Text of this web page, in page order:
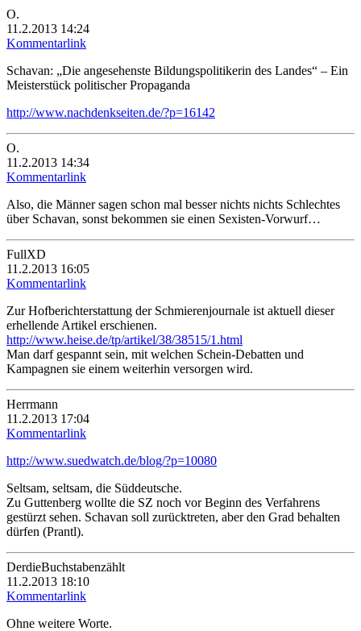
O.
11.2.2013 14:24
Kommentarlink
Schavan: „Die angesehenste Bildungspolitikerin des Landes“ – Ein
Meisterstück politischer Propaganda
http://www.nachdenkseiten.de/?p=16142
O.
11.2.2013 14:34
Kommentarlink
Also, die Männer sagen schon mal besser nichts nichts Schlechtes
über Schavan, sonst bekommen sie einen Sexisten-Vorwurf…
FullXD
11.2.2013 16:05
Kommentarlink
Zur Hofberichterstattung der Schmierenjournale ist aktuell dieser
erhellende Artikel erschienen.
http://www.heise.de/tp/artikel/38/38515/1.html
Man darf gespannt sein, mit welchen Schein-Debatten und
Kampagnen sie einem weiterhin versorgen wird.
Herrmann
11.2.2013 17:04
Kommentarlink
http://www.suedwatch.de/blog/?p=10080
Seltsam, seltsam, die Süddeutsche.
Zu Guttenberg wollte die SZ noch vor Beginn des Verfahrens
gestürzt sehen. Schavan soll zurücktreten, aber den Grad behalten
dürfen (Prantl).
DerdieBuchstabenzählt
11.2.2013 18:10
Kommentarlink
Ohne weitere Worte.